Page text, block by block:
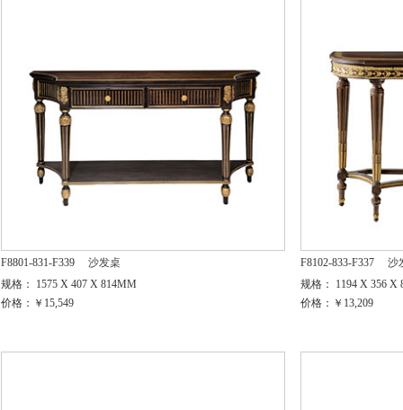
F8801-831-F339
沙发桌
规格： 1575 X 407 X 814MM
价格：￥15,549
F8102-833-F337
沙
规格： 1194 X 356 X
价格：￥13,209